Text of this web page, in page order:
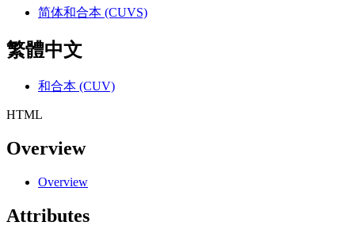
简体和合本 (CUVS)
繁體中文
和合本 (CUV)
HTML
Overview
Overview
Attributes